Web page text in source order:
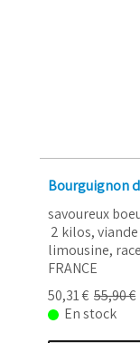
Bourguignon
savoureux
2 kilos,
limousine,
50,31 € 55,90 €
En stock